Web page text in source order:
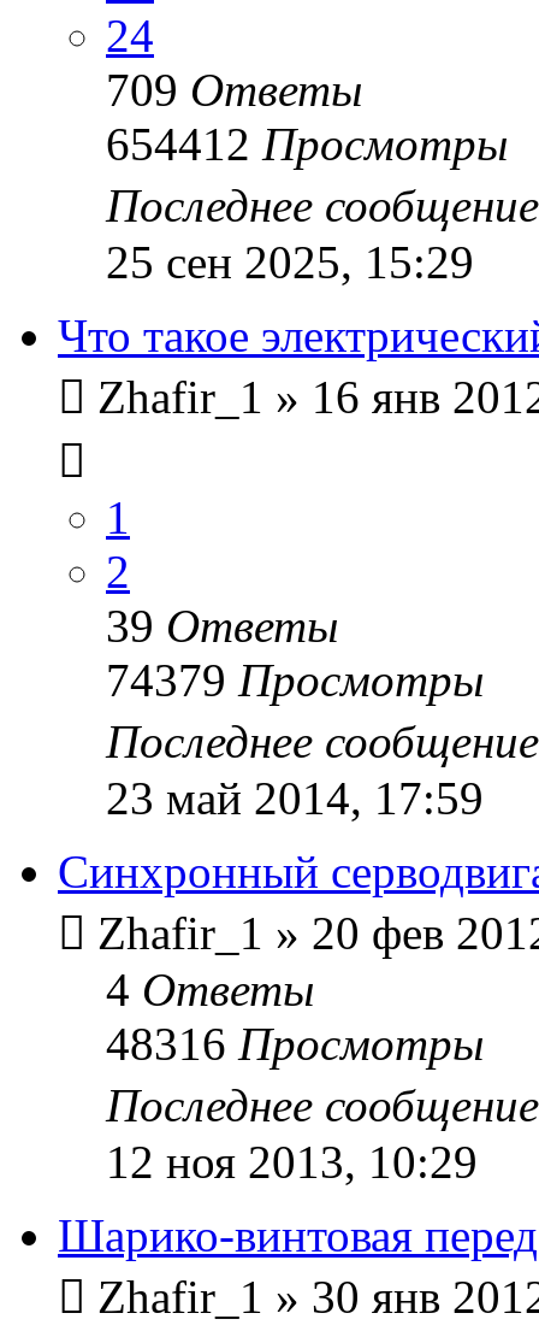
24
709 Ответы
654412 Просмотры
Последнее
25 сен 2025, 15:29
Что такое
Zhafir_1 » 16 янв
1
2
39 Ответы
74379 Просмотры
Последнее
23 май 2014, 17:59
Синхронный
Zhafir_1 » 20 фев
4 Ответы
48316 Просмотры
Последнее
12 ноя 2013, 10:29
Шарико-винтовая
Zhafir_1 » 30 янв